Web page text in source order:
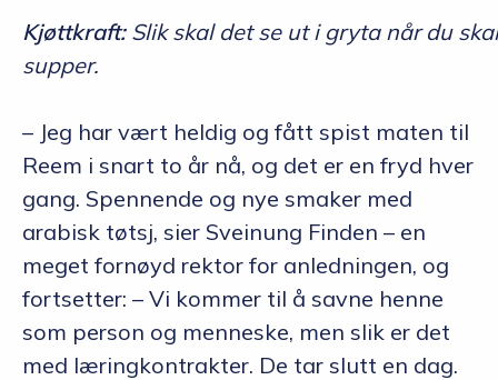
Kjøttkraft:Slik skal det se ut i gryta når du
supper.
– Jeg har vært heldig og fått spist maten til
Reem i snart to år nå, og det er en fryd hver
gang. Spennende og nye smaker med
arabisk tøtsj, sier Sveinung Finden – en
meget fornøyd rektor for anledningen, og
fortsetter: – Vi kommer til å savne henne
som person og menneske, men slik er det
med læringkontrakter. De tar slutt en dag.